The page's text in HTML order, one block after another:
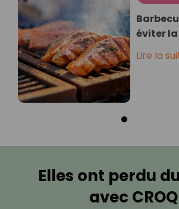
éviter la
Lire la
Elles ont perdu
avec CROQ